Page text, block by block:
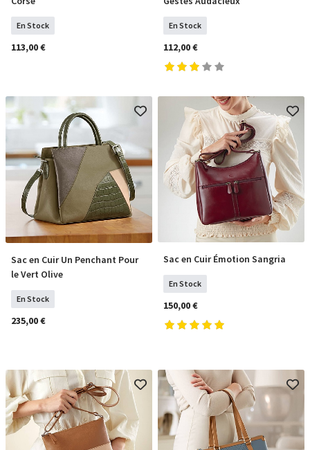
En Stock
113,00 €
En Stock
112,00 €
COMMANDER
Sac en Cuir Un Penchant Pour
le Vert Olive
En Stock
235,00 €
COMMANDER
Sac en Cuir Émotion Sangria
En Stock
150,00 €